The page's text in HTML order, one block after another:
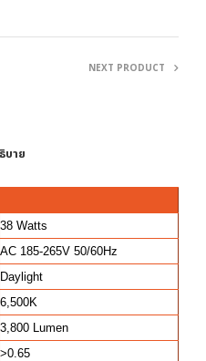
NEXT PRODUCT
บาย
38 Watts
AC 185-265V 50/60Hz
Daylight
6,500K
3,800 Lumen
>0.65